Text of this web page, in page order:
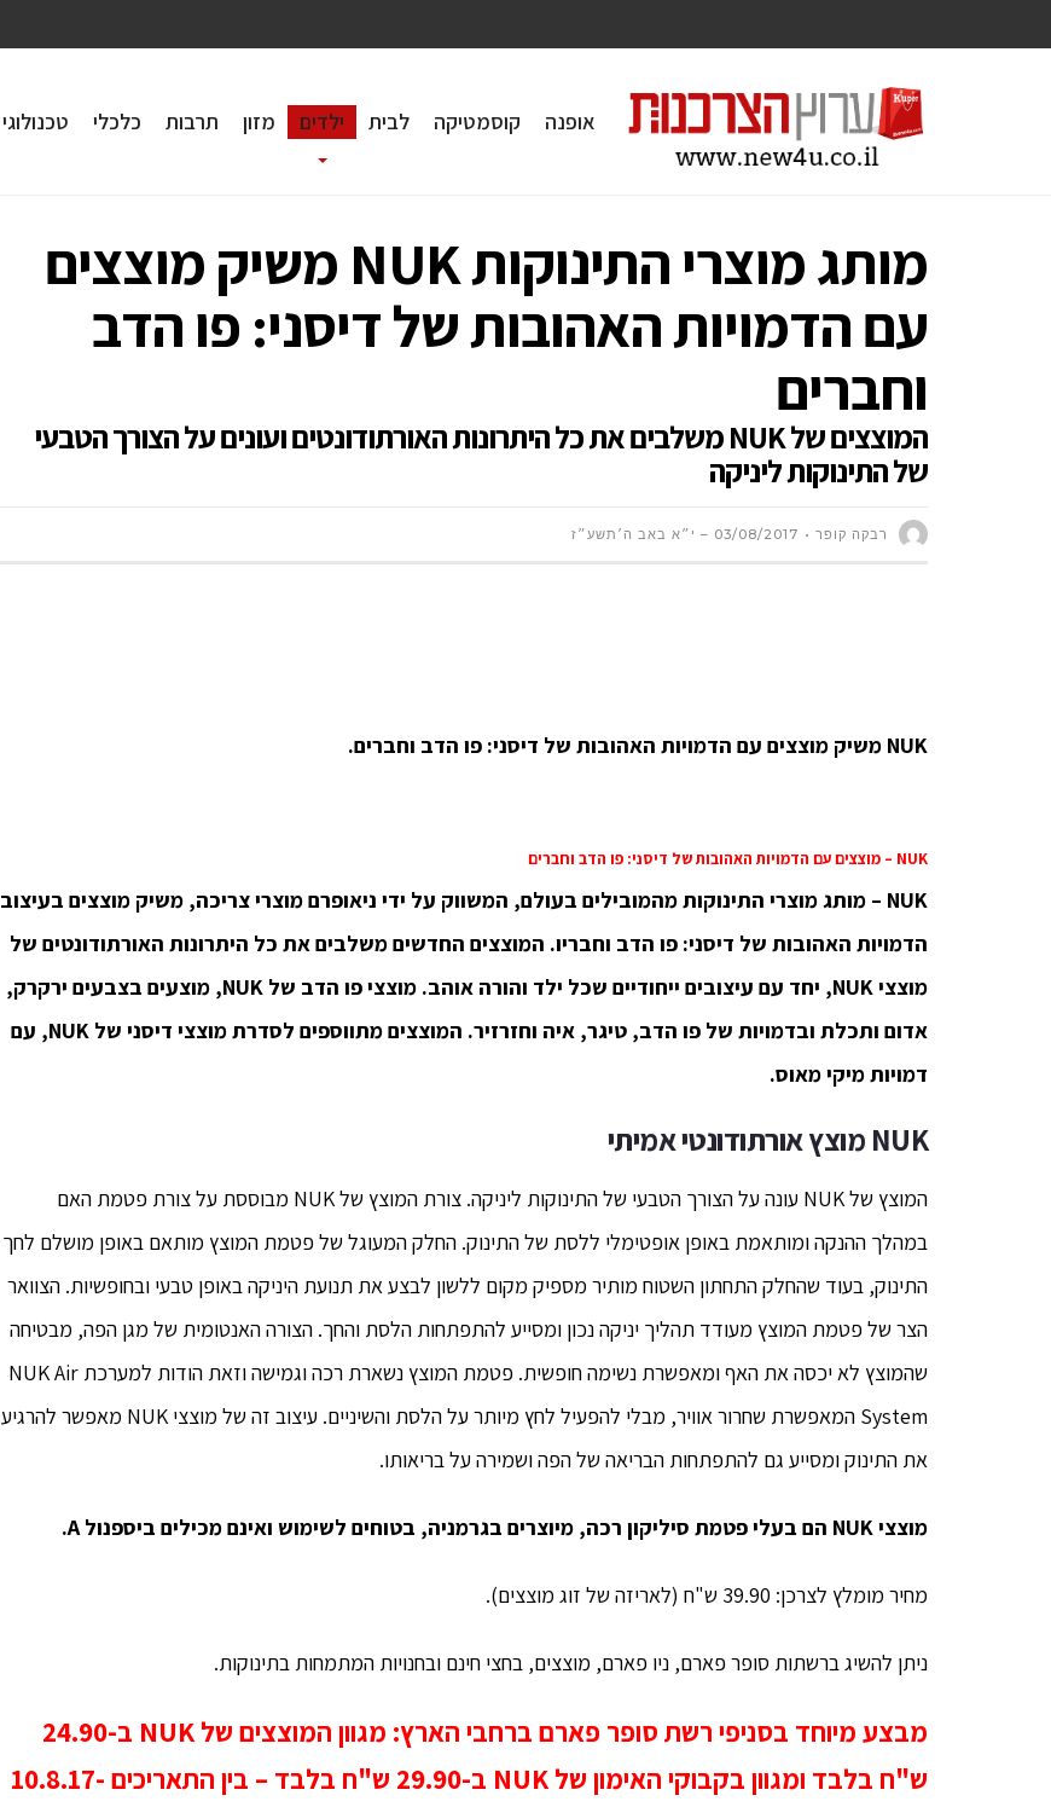
אופנה קוסמטיקה לבית ילדים מזון תרבות כלכלי טכנולוגי
מותג מוצרי התינוקות NUK משיק מוצצים
עם הדמויות האהובות של דיסני: פו הדב
וחברים
המוצצים של NUK משלבים את כל היתרונות האורתודונטים ועונים על הצורך הטבעי
של התינוקות ליניקה
רבקה קופר 03/08/2017 – י״א באב ה׳תשע״ז
NUK משיק מוצצים עם הדמויות האהובות של דיסני: פו הדב וחברים.
NUK – מוצצים עם הדמויות האהובות של דיסני: פו הדב וחברים
NUK – מותג מוצרי התינוקות מהמובילים בעולם, המשווק על ידי ניאופרם מוצרי צריכה, משיק מוצצים בעיצוב
הדמויות האהובות של דיסני: פו הדב וחבריו. המוצצים החדשים משלבים את כל היתרונות האורתודונטים של
מוצצי NUK, יחד עם עיצובים ייחודיים שכל ילד והורה אוהב. מוצצי פו הדב של NUK, מוצעים בצבעים ירקרק,
אדום ותכלת ובדמויות של פו הדב, טיגר, איה וחזרזיר. המוצצים מתווספים לסדרת מוצצי דיסני של NUK, עם
דמויות מיקי מאוס.
NUK מוצץ אורתודונטי אמיתי
המוצץ של NUK עונה על הצורך הטבעי של התינוקות ליניקה. צורת המוצץ של NUK מבוססת על צורת פטמת האם
במהלך ההנקה ומותאמת באופן אופטימלי ללסת של התינוק. החלק המעוגל של פטמת המוצץ מותאם באופן מושלם לחך
התינוק, בעוד שהחלק התחתון השטוח מותיר מספיק מקום ללשון לבצע את תנועת היניקה באופן טבעי ובחופשיות. הצוואר
הצר של פטמת המוצץ מעודד תהליך יניקה נכון ומסייע להתפתחות הלסת והחך. הצורה האנטומית של מגן הפה, מבטיחה
שהמוצץ לא יכסה את האף ומאפשרת נשימה חופשית. פטמת המוצץ נשארת רכה וגמישה וזאת הודות למערכת NUK Air
System המאפשרת שחרור אוויר, מבלי להפעיל לחץ מיותר על הלסת והשיניים. עיצוב זה של מוצצי NUK מאפשר להרגיע
את התינוק ומסייע גם להתפתחות הבריאה של הפה ושמירה על בריאותו.
מוצצי NUK הם בעלי פטמת סיליקון רכה, מיוצרים בגרמניה, בטוחים לשימוש ואינם מכילים ביספנול A.
מחיר מומלץ לצרכן: 39.90 ש"ח (לאריזה של זוג מוצצים).
ניתן להשיג ברשתות סופר פארם, ניו פארם, מוצצים, בחצי חינם ובחנויות המתמחות בתינוקות.
מבצע מיוחד בסניפי רשת סופר פארם ברחבי הארץ: מגוון המוצצים של NUK ב-24.90
ש"ח בלבד ומגוון בקבוקי האימון של NUK ב-29.90 ש"ח בלבד – בין התאריכים 10.8.17-